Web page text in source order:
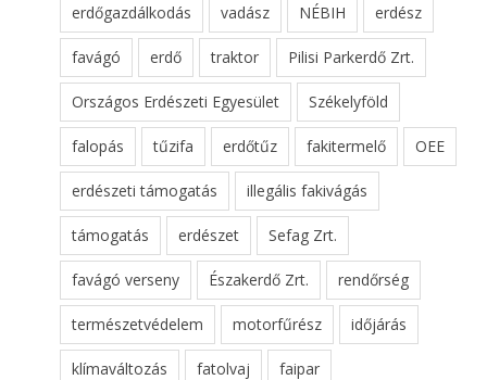
erdőgazdálkodás vadász NÉBIH erdész
favágó erdő traktor Pilisi Parkerdő Zrt.
Országos Erdészeti Egyesület Székelyföld
falopás tűzifa erdőtűz fakitermelő OEE
erdészeti támogatás illegális fakivágás
támogatás erdészet Sefag Zrt.
favágó verseny Északerdő Zrt. rendőrség
természetvédelem motorfűrész időjárás
klímaváltozás fatolvaj faipar